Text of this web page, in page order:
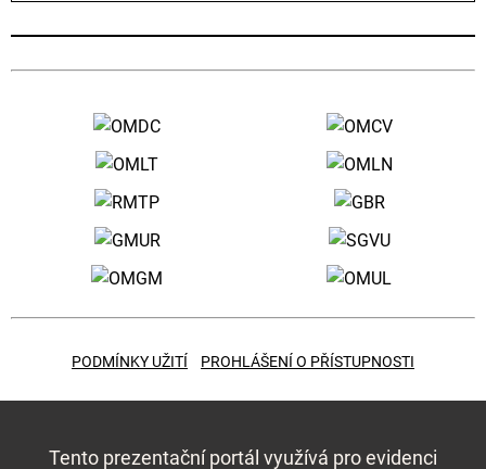
PODMÍNKY UŽITÍ PROHLÁŠENÍ O PŘÍSTUPNOSTI
Tento prezentační portál využívá pro evidenci